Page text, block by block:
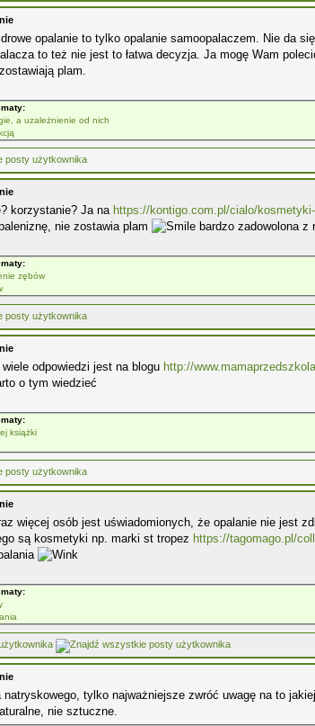
opalanie to tylko opalanie samoopalaczem. Nie da
to też nie jest to łatwa decyzja. Ja mogę Wam
plam.
a uzależnienie od nich
korzystanie? Ja na https://kontigo.com.pl/cialo/
nie zostawia plam
bardzo zadowolona z
zębów
odpowiedzi jest na blogu http://
o tym wiedzieć
książki
więcej osób jest uświadomionych, że opalanie nie jest
są kosmetyki np. marki st tropez https://tagomago.pl/
natryskowego, tylko najważniejsze zwróć uwagę na to
nie sztuczne.